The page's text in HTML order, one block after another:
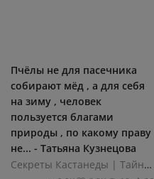
Пчёлы не для пасечника
собирают мёд , а для себя
на зиму , человек
пользуется благами
природы , по какому праву
не... - Татьяна Кузнецова
Секреты Кастанеды | Тайный путь воина